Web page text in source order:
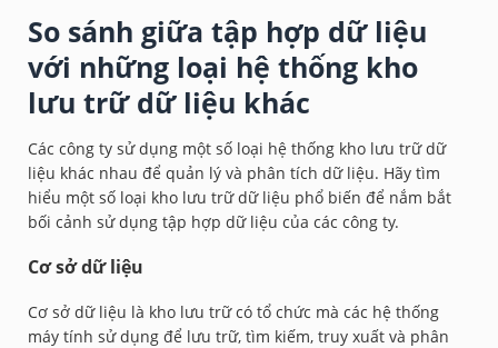
So sánh giữa tập hợp dữ liệu
với những loại hệ thống kho
lưu trữ dữ liệu khác
Các công ty sử dụng một số loại hệ thống kho lưu trữ dữ
liệu khác nhau để quản lý và phân tích dữ liệu. Hãy tìm
hiểu một số loại kho lưu trữ dữ liệu phổ biến để nắm bắt
bối cảnh sử dụng tập hợp dữ liệu của các công ty.
Cơ sở dữ liệu
Cơ sở dữ liệu là kho lưu trữ có tổ chức mà các hệ thống
máy tính sử dụng để lưu trữ, tìm kiếm, truy xuất và phân